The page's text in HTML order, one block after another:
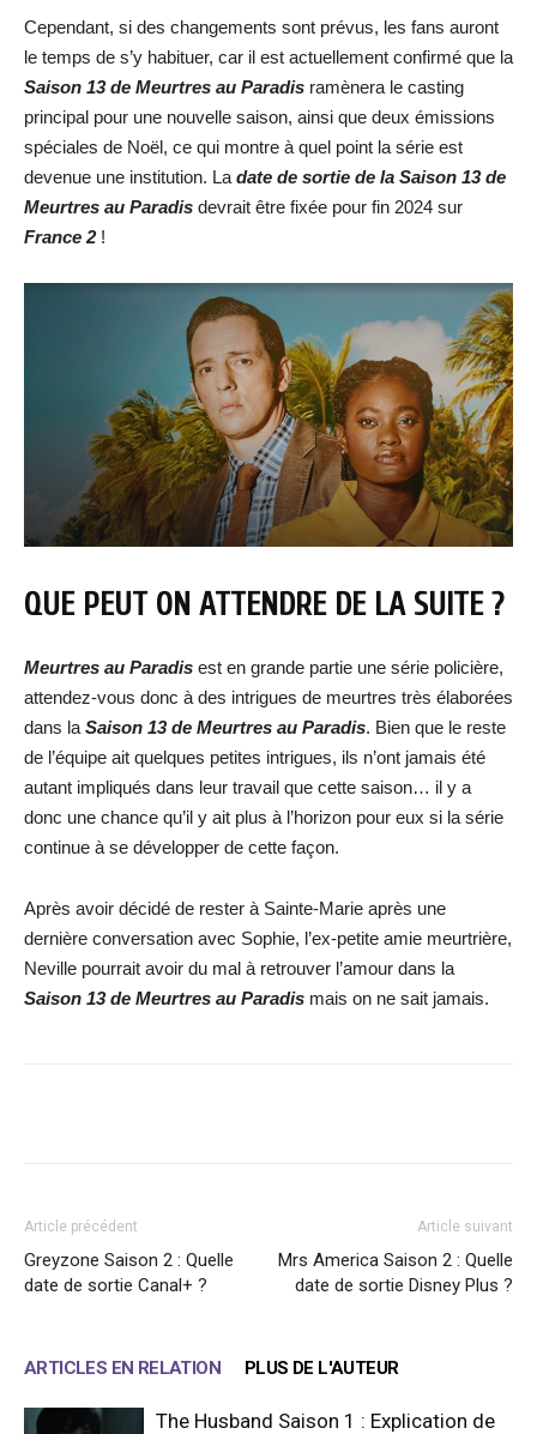
Cependant, si des changements sont prévus, les fans auront
le temps de s’y habituer, car il est actuellement confirmé que la
Saison 13 de Meurtres au Paradis ramènera le casting
principal pour une nouvelle saison, ainsi que deux émissions
spéciales de Noël, ce qui montre à quel point la série est
devenue une institution. La date de sortie de la Saison 13 de
Meurtres au Paradis devrait être fixée pour fin 2024 sur
France 2 !
QUE PEUT ON ATTENDRE DE LA SUITE ?
Meurtres au Paradis est en grande partie une série policière,
attendez-vous donc à des intrigues de meurtres très élaborées
dans la Saison 13 de Meurtres au Paradis. Bien que le reste
de l’équipe ait quelques petites intrigues, ils n’ont jamais été
autant impliqués dans leur travail que cette saison… il y a
donc une chance qu’il y ait plus à l’horizon pour eux si la série
continue à se développer de cette façon.
Après avoir décidé de rester à Sainte-Marie après une
dernière conversation avec Sophie, l’ex-petite amie meurtrière,
Neville pourrait avoir du mal à retrouver l’amour dans la
Saison 13 de Meurtres au Paradis mais on ne sait jamais.
Article précédent
Greyzone Saison 2 : Quelle
date de sortie Canal+ ?
Article suivant
Mrs America Saison 2 : Quelle
date de sortie Disney Plus ?
ARTICLES EN RELATION PLUS DE L'AUTEUR
The Husband Saison 1 : Explication de